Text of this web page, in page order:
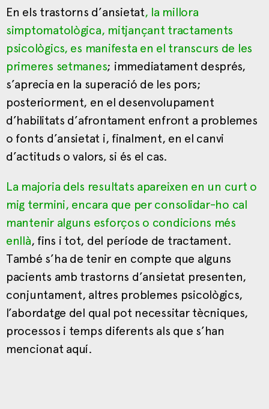
En els trastorns d’ansietat, la millora
simptomatològica, mitjançant tractaments
psicològics, es manifesta en el transcurs de les
primeres setmanes; immediatament després,
s’aprecia en la superació de les pors;
posteriorment, en el desenvolupament
d’habilitats d’afrontament enfront a problemes
o fonts d’ansietat i, finalment, en el canvi
d’actituds o valors, si és el cas.
La majoria dels resultats apareixen en un curt o
mig termini, encara que per consolidar-ho cal
mantenir alguns esforços o condicions més
enllà, fins i tot, del període de tractament.
També s’ha de tenir en compte que alguns
pacients amb trastorns d’ansietat presenten,
conjuntament, altres problemes psicològics,
l’abordatge del qual pot necessitar tècniques,
processos i temps diferents als que s’han
mencionat aquí.